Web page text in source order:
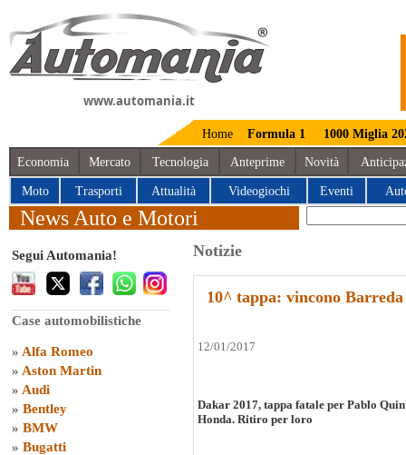
www.automania.it
Home Formula 1 1000 Miglia
Economia Mercato Tecnologia Anteprime Novità
Moto Trasporti Attualità Videogiochi Eventi
News Auto e Motori
Segui Automania!
Case automobilistiche
» Alfa Romeo
» Aston Martin
» Audi
» Bentley
» BMW
» Bugatti
Notizie
10^ tappa: vincono
12/01/2017
Dakar 2017, tappa fatale per Pablo
Honda. Ritiro per loro